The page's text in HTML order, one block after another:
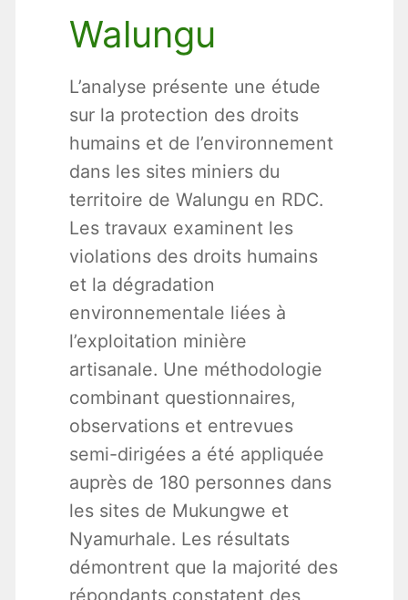
Walungu
L’analyse présente une étude
sur la protection des droits
humains et de l’environnement
dans les sites miniers du
territoire de Walungu en RDC.
Les travaux examinent les
violations des droits humains
et la dégradation
environnementale liées à
l’exploitation minière
artisanale. Une méthodologie
combinant questionnaires,
observations et entrevues
semi-dirigées a été appliquée
auprès de 180 personnes dans
les sites de Mukungwe et
Nyamurhale. Les résultats
démontrent que la majorité des
répondants constatent des